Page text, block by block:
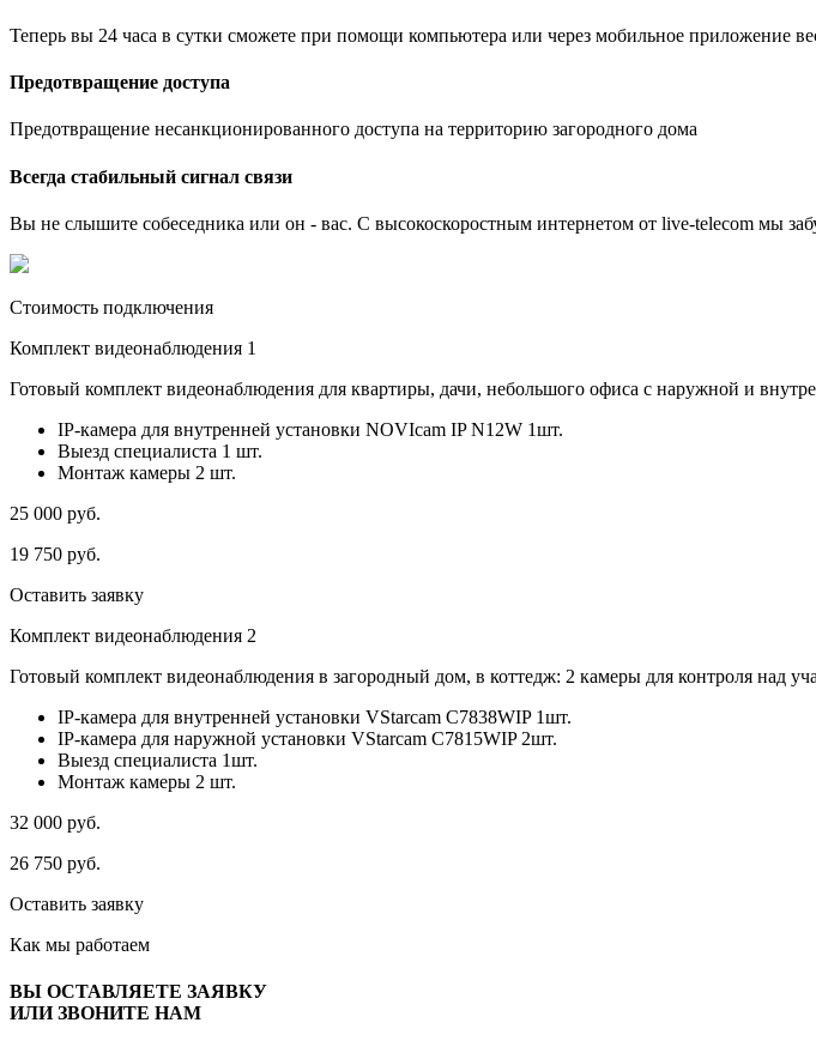
Теперь вы 24 часа в сутки сможете при помощи компьютера или через мобильное приложение
Предотвращение доступа
Предотвращение несанкционированного доступа на территорию загородного дома
Всегда стабильный сигнал связи
Вы не слышите собеседника или он - вас. С высокоскоростным интернетом от live-telecom мы
Стоимость подключения
Комплект видеонаблюдения 1
Готовый комплект видеонаблюдения для квартиры, дачи, небольшого офиса с наружной и
IP-камера для внутренней установки NOVIcam IP N12W 1шт.
Выезд специалиста 1 шт.
Монтаж камеры 2 шт.
25 000 руб.
19 750 руб.
Оставить заявку
Комплект видеонаблюдения 2
Готовый комплект видеонаблюдения в загородный дом, в коттедж: 2 камеры для контроля над
IP-камера для внутренней установки VStarcam C7838WIP 1шт.
IP-камера для наружной установки VStarcam C7815WIP 2шт.
Выезд специалиста 1шт.
Монтаж камеры 2 шт.
32 000 руб.
26 750 руб.
Оставить заявку
Как мы работаем
ВЫ ОСТАВЛЯЕТЕ ЗАЯВКУ
ИЛИ ЗВОНИТЕ НАМ